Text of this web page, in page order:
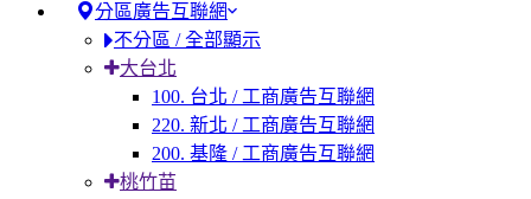
分區廣告互聯網
不分區 / 全部顯示
大台北
100. 台北 / 工商廣告互聯網
220. 新北 / 工商廣告互聯網
200. 基隆 / 工商廣告互聯網
桃竹苗